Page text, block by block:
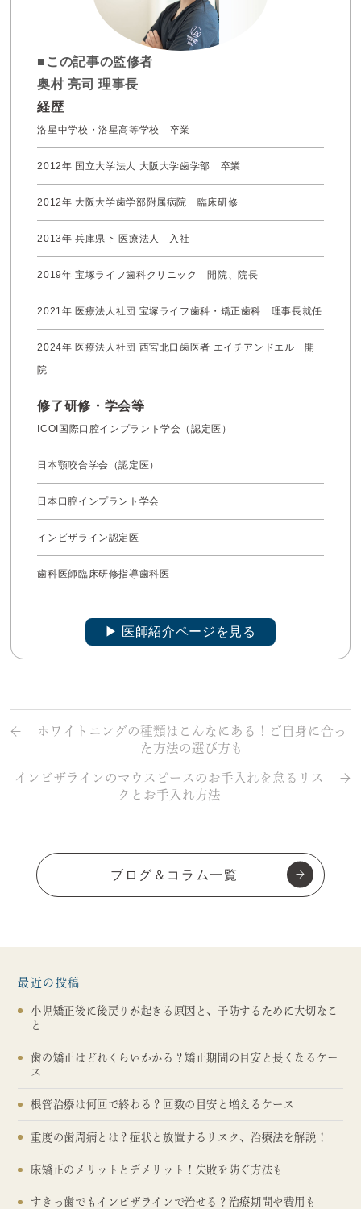
■この記事の監修者
奥村 亮司 理事長
経歴
洛星中学校・洛星高等学校 卒業
2012年 国立大学法人 大阪大学歯学部 卒業
2012年 大阪大学歯学部附属病院 臨床研修
2013年 兵庫県下 医療法人 入社
2019年 宝塚ライフ歯科クリニック 開院、院長
2021年 医療法人社団 宝塚ライフ歯科・矯正歯科 理事長就任
2024年 医療法人社団 西宮北口歯医者 エイチアンドエル 開
院
修了研修・学会等
ICOI国際口腔インプラント学会（認定医）
日本顎咬合学会（認定医）
日本口腔インプラント学会
インビザライン認定医
歯科医師臨床研修指導歯科医
▶︎ 医師紹介ページを見る
ホワイトニングの種類はこんなにある！ご自身に合っ
た方法の選び方も
インビザラインのマウスピースのお手入れを怠るリス
クとお手入れ方法
ブログ＆コラム一覧
最近の投稿
小児矯正後に後戻りが起きる原因と、予防するために大切なこ
と
歯の矯正はどれくらいかかる？矯正期間の目安と長くなるケー
ス
根管治療は何回で終わる？回数の目安と増えるケース
重度の歯周病とは？症状と放置するリスク、治療法を解説！
床矯正のメリットとデメリット！失敗を防ぐ方法も
すきっ歯でもインビザラインで治せる？治療期間や費用も